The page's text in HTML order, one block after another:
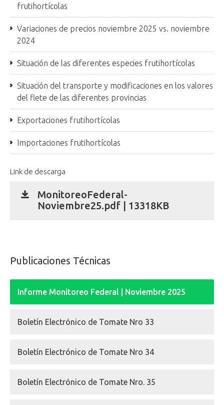
frutihortícolas
Variaciones de precios noviembre 2025 vs. noviembre
2024
Situación de las diferentes especies frutihortícolas
Situación del transporte y modificaciones en los valores
del flete de las diferentes provincias
Exportaciones frutihortícolas
Importaciones frutihortícolas
Link de descarga
MonitoreoFederal-
Noviembre25.pdf | 13318KB
Publicaciones Técnicas
Informe Monitoreo Federal | Noviembre 2025
Boletín Electrónico de Tomate Nro 33
Boletín Electrónico de Tomate Nro 34
Boletín Electrónico de Tomate Nro. 35